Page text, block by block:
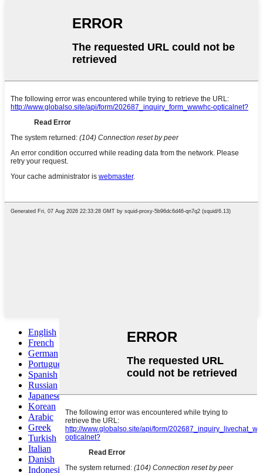
English
French
German
Portuguese
Spanish
Russian
Japanese
Korean
Arabic
Greek
Turkish
Italian
Danish
Indonesian